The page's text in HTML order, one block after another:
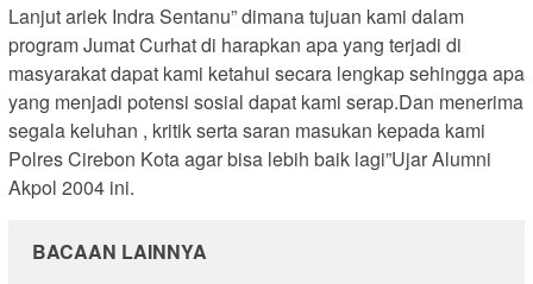
Lanjut ariek Indra Sentanu” dimana tujuan kami dalam
program Jumat Curhat di harapkan apa yang terjadi di
masyarakat dapat kami ketahui secara lengkap sehingga apa
yang menjadi potensi sosial dapat kami serap.Dan menerima
segala keluhan , kritik serta saran masukan kepada kami
Polres Cirebon Kota agar bisa lebih baik lagi”Ujar Alumni
Akpol 2004 ini.
BACAAN LAINNYA